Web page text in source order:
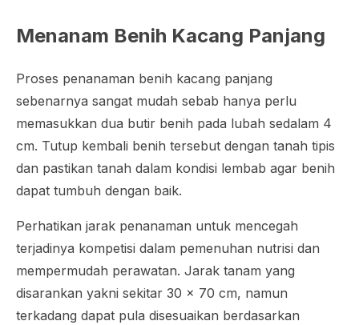
Menanam Benih Kacang Panjang
Proses penanaman benih kacang panjang
sebenarnya sangat mudah sebab hanya perlu
memasukkan dua butir benih pada lubah sedalam 4
cm. Tutup kembali benih tersebut dengan tanah tipis
dan pastikan tanah dalam kondisi lembab agar benih
dapat tumbuh dengan baik.
Perhatikan jarak penanaman untuk mencegah
terjadinya kompetisi dalam pemenuhan nutrisi dan
mempermudah perawatan. Jarak tanam yang
disarankan yakni sekitar 30 x 70 cm, namun
terkadang dapat pula disesuaikan berdasarkan